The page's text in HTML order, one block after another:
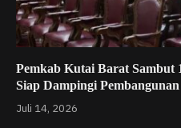
Pemkab Kutai Barat Sambut
Siap Dampingi
Juli 14, 2026